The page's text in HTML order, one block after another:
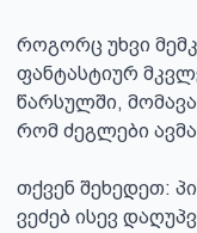
როგორც უხვი
ფანტასტიურ
წარსულში,
რომ ძეგლები
თქვენ შეხედეთ:
ვეძებ ისევ